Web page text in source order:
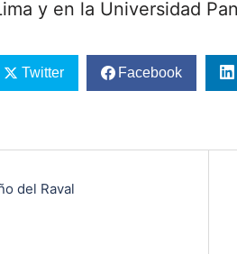
y en la Universidad
Twitter Facebook
del Raval